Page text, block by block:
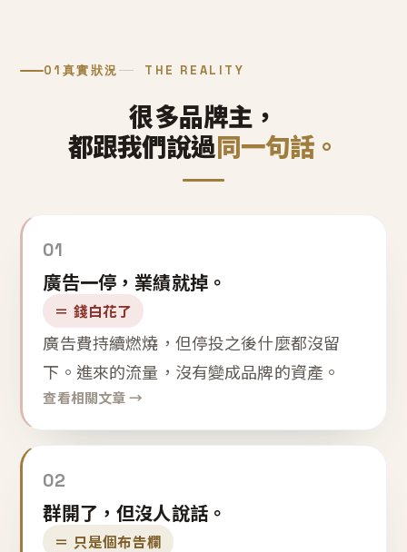
01 真實狀況 THE REALITY
很多品牌主，
都跟我們說過同一句話。
01
廣告一停，業績就掉。
＝ 錢白花了
廣告費持續燃燒，但停投之後什麼都沒留
下。進來的流量，沒有變成品牌的資產。
查看相關文章 →
02
群開了，但沒人說話。
＝ 只是個布告欄